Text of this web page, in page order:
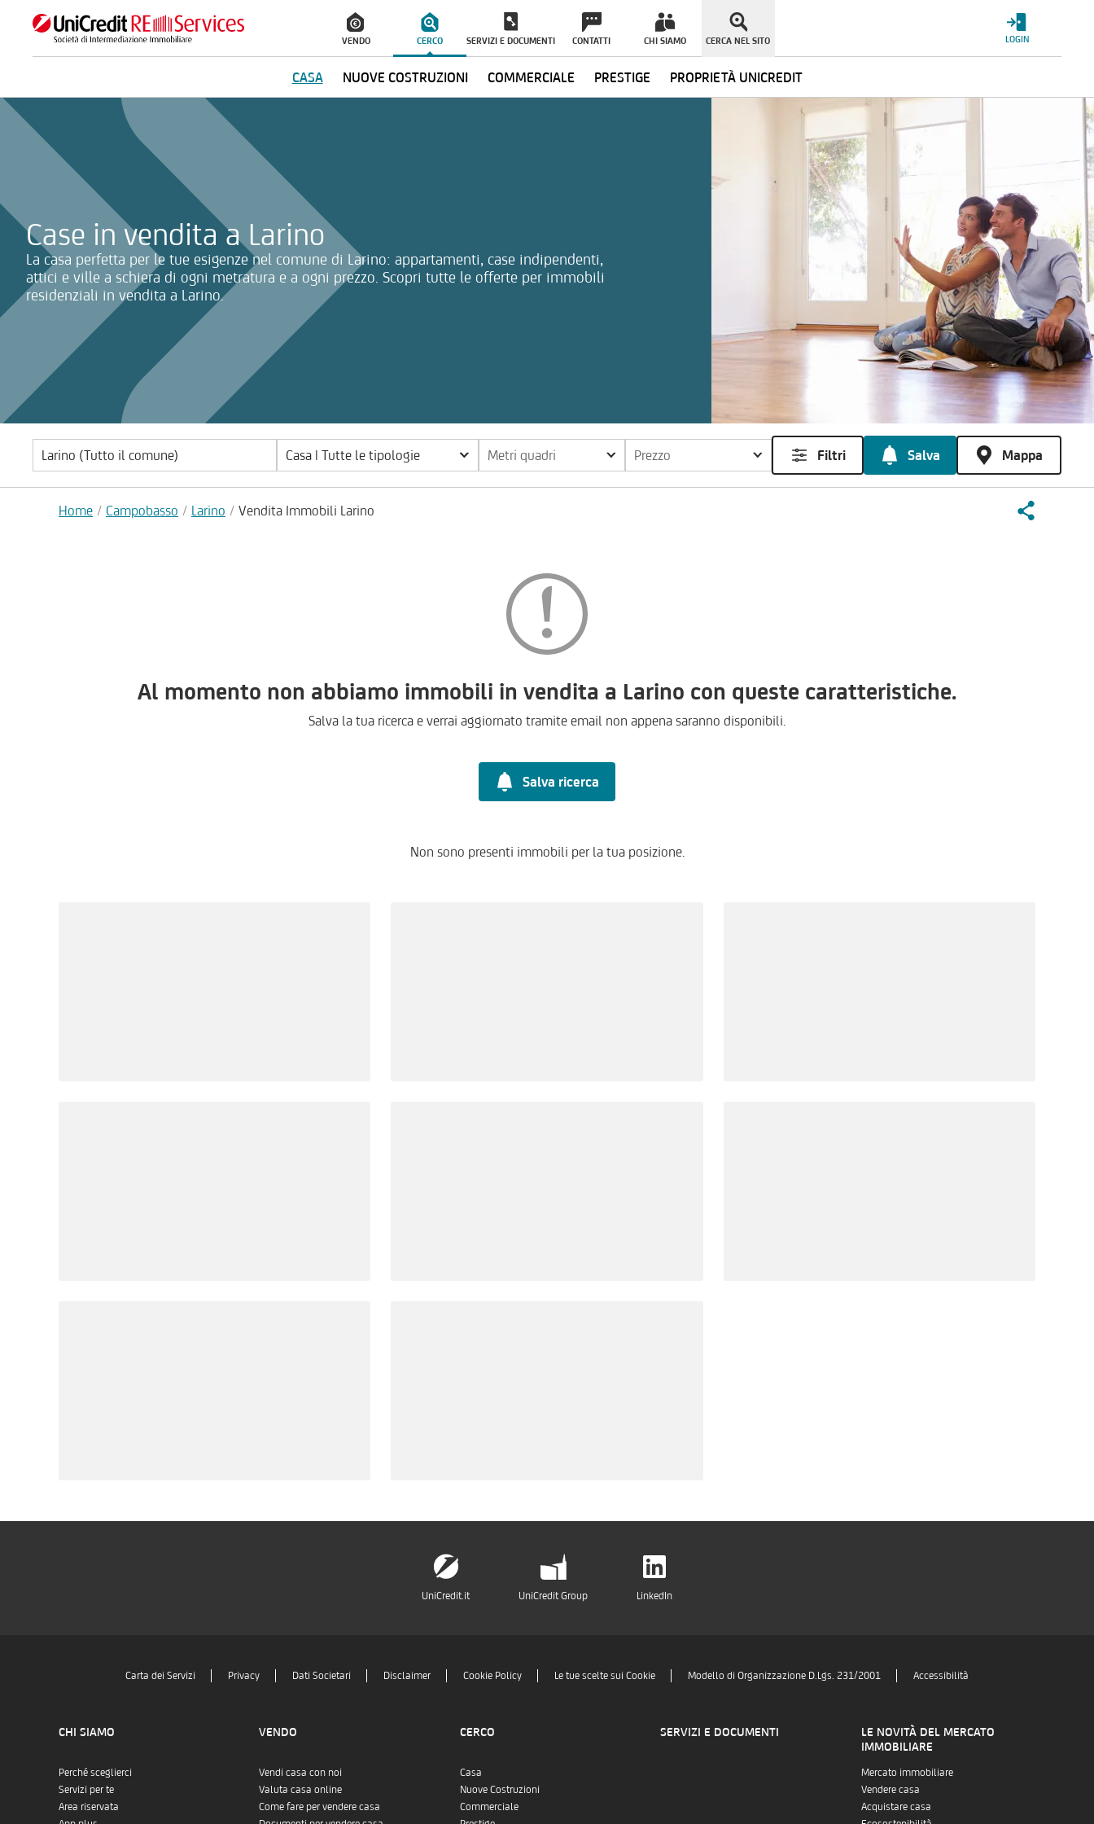
VENDO CERCO
CASA NUOVE COSTRUZIONI COMMERCIALE PRESTIGE PROPRIETÀ UNICREDIT
SERVIZI E DOCUMENTI CONTATTI CHI SIAMO CERCA NEL SITO LOGIN
Case in vendita a Larino
La casa perfetta per le tue esigenze nel comune di Larino: appartamenti, case indipendenti,
attici e ville a schiera di ogni metratura e a ogni prezzo. Scopri tutte le offerte per immobili
residenziali in vendita a Larino.
La ricerca verrà inviata automaticamente alla selezione delle informazioni
Casa | Tutte le tipologie Metri quadri Prezzo Filtri Salva Mappa
Home Campobasso Larino Vendita Immobili Larino
Al momento non abbiamo immobili in vendita a Larino con queste caratteristiche.
Salva la tua ricerca e verrai aggiornato tramite email non appena saranno disponibili.
Salva ricerca
Non sono presenti immobili per la tua posizione.
UniCredit.it UniCredit Group LinkedIn
Carta dei Servizi Privacy Dati Societari Disclaimer Cookie Policy Le tue scelte sui Cookie Modello di Organizzazione D.Lgs. 231/2001 Accessibilità
CHI SIAMO
Perché sceglierci
Servizi per te
Area riservata
VENDO
Vendi casa con noi
Valuta casa online
Come fare per vendere casa
CERCO
Casa
Nuove Costruzioni
Commerciale
SERVIZI E DOCUMENTI
LE NOVITÀ DEL MERCATO
IMMOBILIARE
Mercato immobiliare
Vendere casa
Acquistare casa